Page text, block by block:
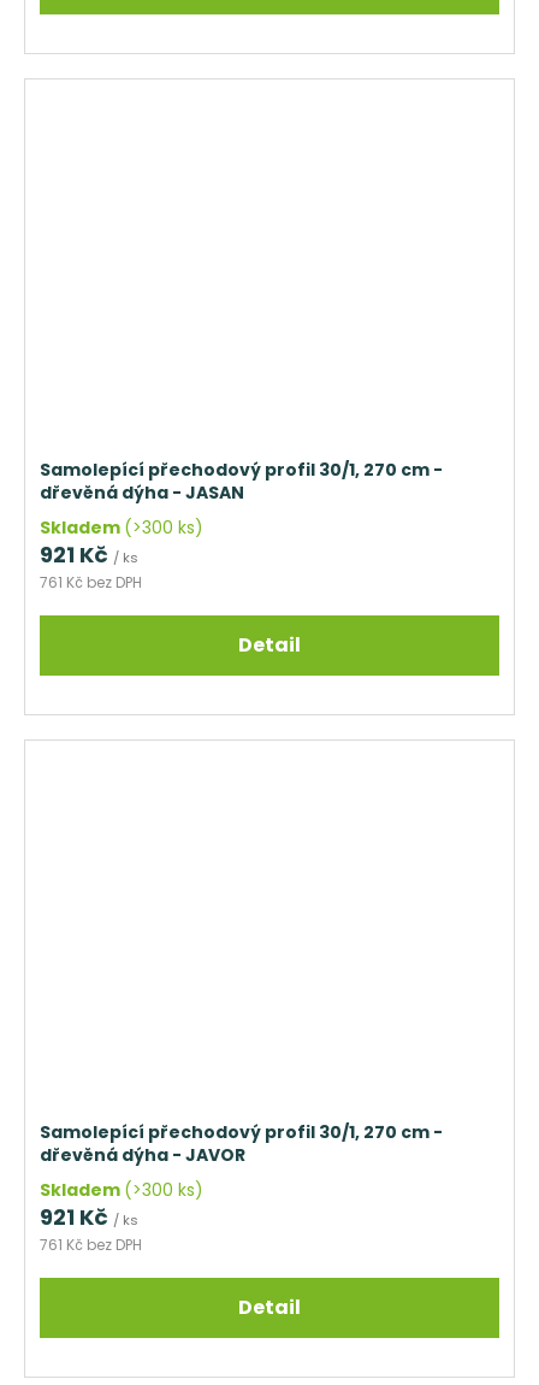
Samolepící přechodový profil 30/1, 270 cm -
dřevěná dýha - JASAN
Skladem (>300 ks)
761 Kč bez DPH
921 Kč / ks
Detail
Samolepící přechodový profil 30/1, 270 cm -
dřevěná dýha - JAVOR
Skladem (>300 ks)
761 Kč bez DPH
921 Kč / ks
Detail